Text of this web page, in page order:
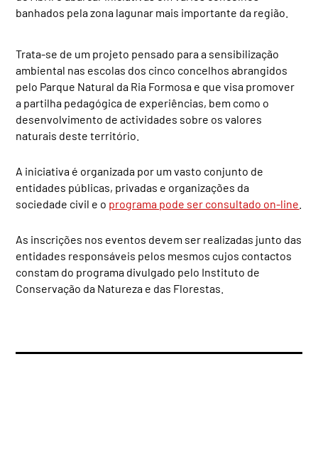
banhados pela zona lagunar mais importante da região.
Trata-se de um projeto pensado para a sensibilização
ambiental nas escolas dos cinco concelhos abrangidos
pelo Parque Natural da Ria Formosa e que visa promover
a partilha pedagógica de experiências, bem como o
desenvolvimento de actividades sobre os valores
naturais deste território.
A iniciativa é organizada por um vasto conjunto de
entidades públicas, privadas e organizações da
sociedade civil e o programa pode ser consultado on-line
As inscrições nos eventos devem ser realizadas junto das
entidades responsáveis pelos mesmos cujos contactos
constam do programa divulgado pelo Instituto de
Conservação da Natureza e das Florestas.